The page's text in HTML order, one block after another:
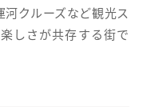
クルーズなど観光ス
しさが共存する街で